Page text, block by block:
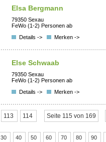
Elsa Bergmann
79350 Sexau
FeWo (1-2) Personen ab
Details ->
Merken ->
Else Schwaab
79350 Sexau
FeWo (1-2) Personen ab
Details ->
Merken ->
113 114 Seite 115 von 169
30 40 50 60 70 80 90